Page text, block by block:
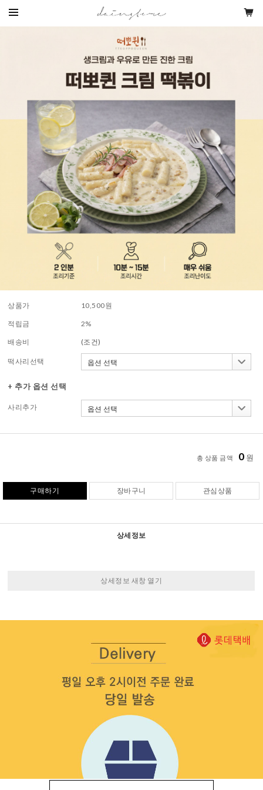
상품가 10,500원
적립금 2%
배송비 (조건)
떡사리선택
+ 추가 옵션 선택
사리추가
총 상품 금액 0 원
구매하기 장바구니 관심상품
상세정보
상세정보 새창 열기